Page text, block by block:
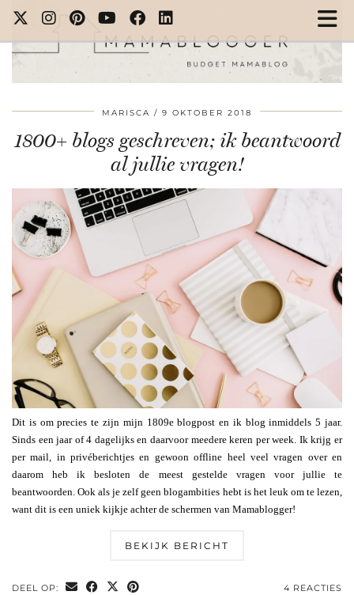
MARISCA 9 OKTOBER 2018
1800+ blogs geschreven; ik beantwoord
al jullie vragen!
Dit is om precies te zijn mijn 1809e blogpost en ik blog inmiddels 5 jaar.
Sinds een jaar of 4 dagelijks en daarvoor meedere keren per week. Ik krijg er
per mail, in privéberichtjes en gewoon offline heel veel vragen over en
daarom heb ik besloten de meest gestelde vragen voor jullie te
beantwoorden. Ook als je zelf geen blogambities hebt is het leuk om te lezen,
want dit is een uniek kijkje achter de schermen van Mamablogger!
BEKIJK BERICHT
DEEL OP: 4 REACTIES